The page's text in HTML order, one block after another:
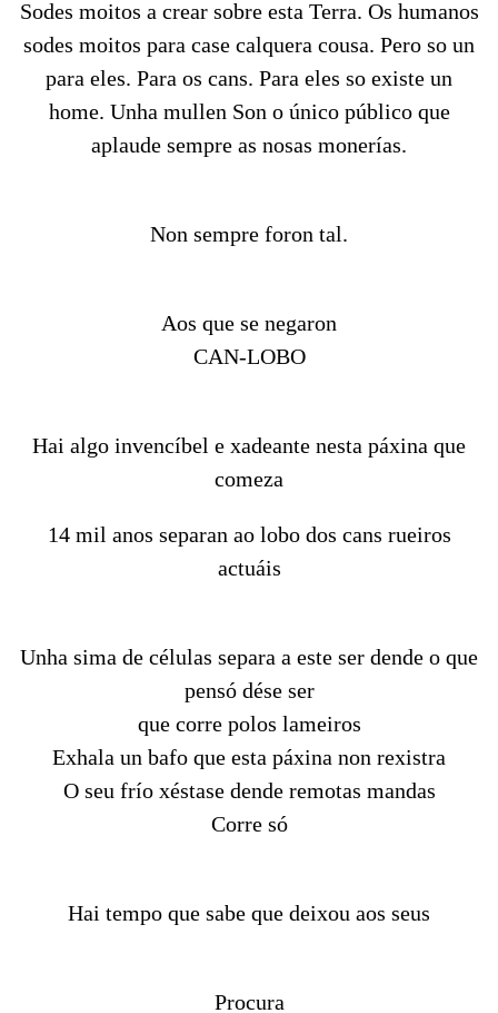
Sodes moitos a crear sobre esta Terra. Os humanos
sodes moitos para case calquera cousa. Pero so un
para eles. Para os cans. Para eles so existe un
home. Unha mullen Son o único público que
aplaude sempre as nosas monerías.
Non sempre foron tal.
Aos que se negaron
CAN-LOBO
Hai algo invencíbel e xadeante nesta páxina que
comeza
14 mil anos separan ao lobo dos cans rueiros
actuáis
Unha sima de células separa a este ser dende o que
pensó dése ser
que corre polos lameiros
Exhala un bafo que esta páxina non rexistra
O seu frío xéstase dende remotas mandas
Corre só
Hai tempo que sabe que deixou aos seus
Procura